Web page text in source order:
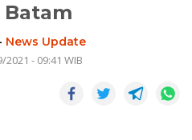
Batam
News Update
2021 - 09:41 WIB